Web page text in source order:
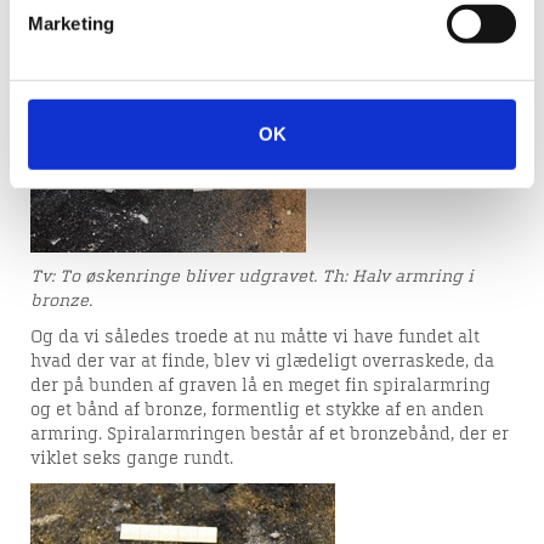
Marketing
OK
MÅNEDENS FUND
Her kan du læse om månedens fund på
ARKÆOLOGI OG LOVEN
Ved byggemodninger, tracégravninger,
råstofindvindinger,
naturgenopretninger og mange andre
jordarbejder, går museet ind i hvert
enkelt tilfælde og vurderer, om der er
Tv: To øskenringe bliver udgravet. Th: Halv armring i
bronze.
Og da vi således troede at nu måtte vi have fundet alt
hvad der var at finde, blev vi glædeligt overraskede, da
der på bunden af graven lå en meget fin spiralarmring
og et bånd af bronze, formentlig et stykke af en anden
armring. Spiralarmringen består af et bronzebånd, der er
viklet seks gange rundt.